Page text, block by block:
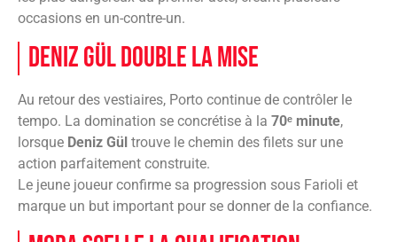
occasions en un-contre-un.
Deniz Gül double la mise
Au retour des vestiaires, Porto continue de contrôler le
tempo. La domination se concrétise à la 70ᵉ minute,
lorsque Deniz Gül trouve le chemin des filets sur une
action parfaitement construite.
Le jeune joueur confirme sa progression sous Farioli et
marque un but important pour se donner de la confiance.